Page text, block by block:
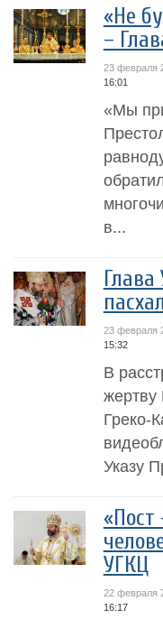
«Не
–
23 февраля
16:01
«Мы
в...
23 февраля
15:32
В
жертву
Греко-
Указу
УГКЦ
22 февраля
16:17